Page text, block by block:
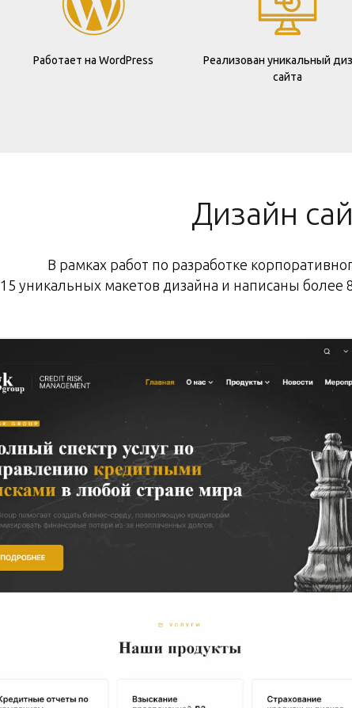
Работает на WordPress
Реализован уникальный
сайта
Дизайн
В рамках работ по разработке
15 уникальных макетов дизайна и написаны более